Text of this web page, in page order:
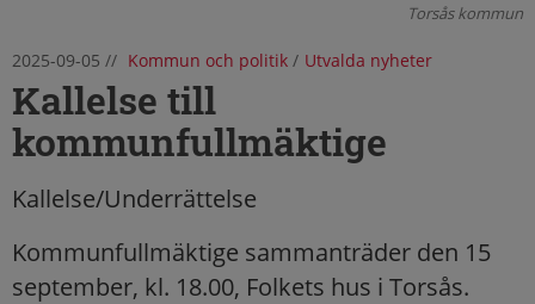
Torsås kommun
2025-09-05 // Kommun och politik/ Utvalda nyheter
Kallelse till
kommunfullmäktige
Kallelse/Underrättelse
Kommunfullmäktige sammanträder den 15
september, kl. 18.00, Folkets hus i Torsås.